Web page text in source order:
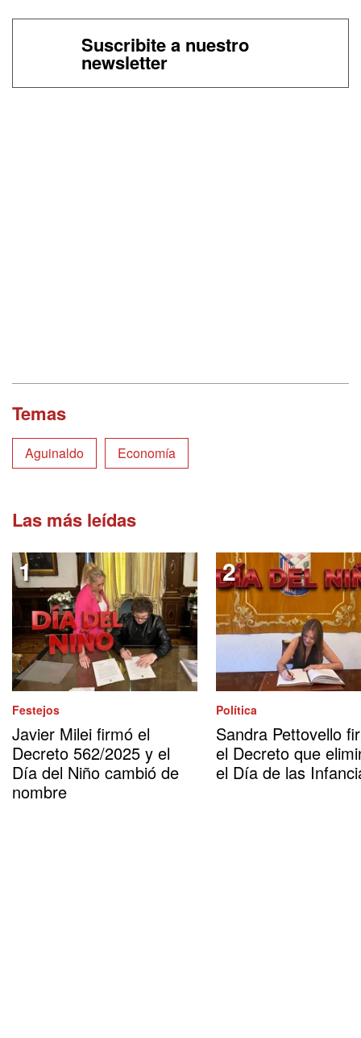
Suscribite a nuestro
newsletter
Temas
Aguinaldo Economía
Las más leídas
Festejos
Javier Milei firmó el
Decreto 562/2025 y el
Día del Niño cambió de
nombre
Política
Sandra Pettovello
el Decreto que
el Día de las